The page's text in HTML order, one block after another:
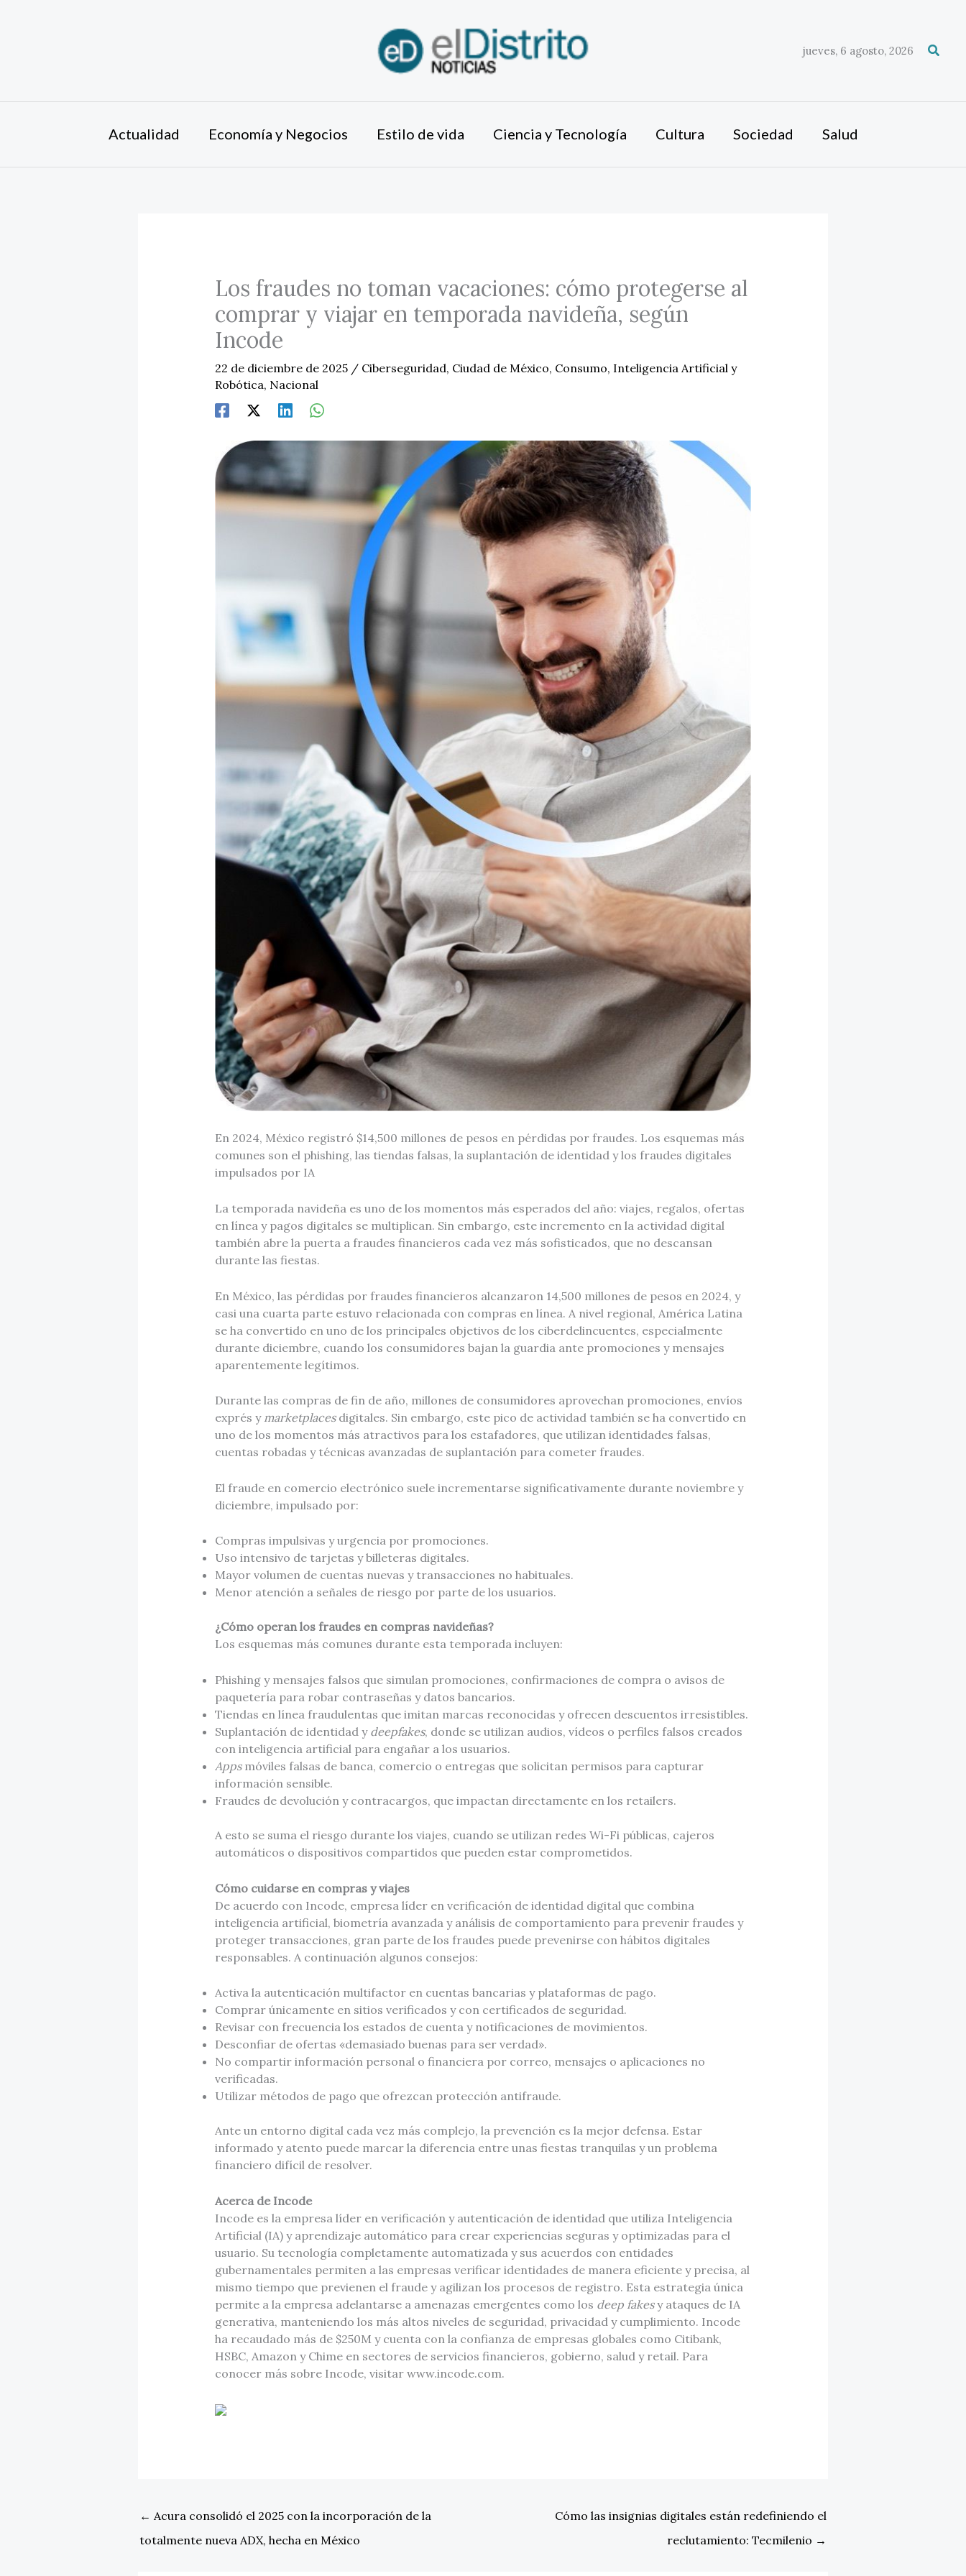
jueves, 6 agosto, 2026
Actualidad Economía y Negocios Estilo de vida Ciencia y Tecnología Cultura Sociedad Salud
Los fraudes no toman vacaciones: cómo protegerse al
comprar y viajar en temporada navideña, según
Incode
22 de diciembre de 2025 / Ciberseguridad, Ciudad de México, Consumo, Inteligencia Artificial y
Robótica, Nacional
En 2024, México registró $14,500 millones de pesos en pérdidas por fraudes. Los esquemas más
comunes son el phishing, las tiendas falsas, la suplantación de identidad y los fraudes digitales
impulsados por IA
La temporada navideña es uno de los momentos más esperados del año: viajes, regalos, ofertas
en línea y pagos digitales se multiplican. Sin embargo, este incremento en la actividad digital
también abre la puerta a fraudes financieros cada vez más sofisticados, que no descansan
durante las fiestas.
En México, las pérdidas por fraudes financieros alcanzaron 14,500 millones de pesos en 2024, y
casi una cuarta parte estuvo relacionada con compras en línea. A nivel regional, América Latina
se ha convertido en uno de los principales objetivos de los ciberdelincuentes, especialmente
durante diciembre, cuando los consumidores bajan la guardia ante promociones y mensajes
aparentemente legítimos.
Durante las compras de fin de año, millones de consumidores aprovechan promociones, envíos
exprés y marketplaces digitales. Sin embargo, este pico de actividad también se ha convertido en
uno de los momentos más atractivos para los estafadores, que utilizan identidades falsas,
cuentas robadas y técnicas avanzadas de suplantación para cometer fraudes.
El fraude en comercio electrónico suele incrementarse significativamente durante noviembre y
diciembre, impulsado por:
Compras impulsivas y urgencia por promociones.
Uso intensivo de tarjetas y billeteras digitales.
Mayor volumen de cuentas nuevas y transacciones no habituales.
Menor atención a señales de riesgo por parte de los usuarios.
¿Cómo operan los fraudes en compras navideñas?
Los esquemas más comunes durante esta temporada incluyen:
Phishing y mensajes falsos que simulan promociones, confirmaciones de compra o avisos de
paquetería para robar contraseñas y datos bancarios.
Tiendas en línea fraudulentas que imitan marcas reconocidas y ofrecen descuentos irresistibles.
Suplantación de identidad y deepfakes, donde se utilizan audios, vídeos o perfiles falsos creados
con inteligencia artificial para engañar a los usuarios.
Apps móviles falsas de banca, comercio o entregas que solicitan permisos para capturar
información sensible.
Fraudes de devolución y contracargos, que impactan directamente en los retailers.
A esto se suma el riesgo durante los viajes, cuando se utilizan redes Wi-Fi públicas, cajeros
automáticos o dispositivos compartidos que pueden estar comprometidos.
Cómo cuidarse en compras y viajes
De acuerdo con Incode, empresa líder en verificación de identidad digital que combina
inteligencia artificial, biometría avanzada y análisis de comportamiento para prevenir fraudes y
proteger transacciones, gran parte de los fraudes puede prevenirse con hábitos digitales
responsables. A continuación algunos consejos:
Activa la autenticación multifactor en cuentas bancarias y plataformas de pago.
Comprar únicamente en sitios verificados y con certificados de seguridad.
Revisar con frecuencia los estados de cuenta y notificaciones de movimientos.
Desconfiar de ofertas «demasiado buenas para ser verdad».
No compartir información personal o financiera por correo, mensajes o aplicaciones no
verificadas.
Utilizar métodos de pago que ofrezcan protección antifraude.
Ante un entorno digital cada vez más complejo, la prevención es la mejor defensa. Estar
informado y atento puede marcar la diferencia entre unas fiestas tranquilas y un problema
financiero difícil de resolver.
Acerca de Incode
Incode es la empresa líder en verificación y autenticación de identidad que utiliza Inteligencia
Artificial (IA) y aprendizaje automático para crear experiencias seguras y optimizadas para el
usuario. Su tecnología completamente automatizada y sus acuerdos con entidades
gubernamentales permiten a las empresas verificar identidades de manera eficiente y precisa, al
mismo tiempo que previenen el fraude y agilizan los procesos de registro. Esta estrategia única
permite a la empresa adelantarse a amenazas emergentes como los deep fakesy ataques de IA
generativa, manteniendo los más altos niveles de seguridad, privacidad y cumplimiento. Incode
ha recaudado más de $250M y cuenta con la confianza de empresas globales como Citibank,
HSBC, Amazon y Chime en sectores de servicios financieros, gobierno, salud y retail. Para
conocer más sobre Incode, visitar www.incode.com.
← Acura consolidó el 2025 con la incorporación de la
totalmente nueva ADX, hecha en México
Cómo las insignias digitales están redefiniendo el
reclutamiento: Tecmilenio →